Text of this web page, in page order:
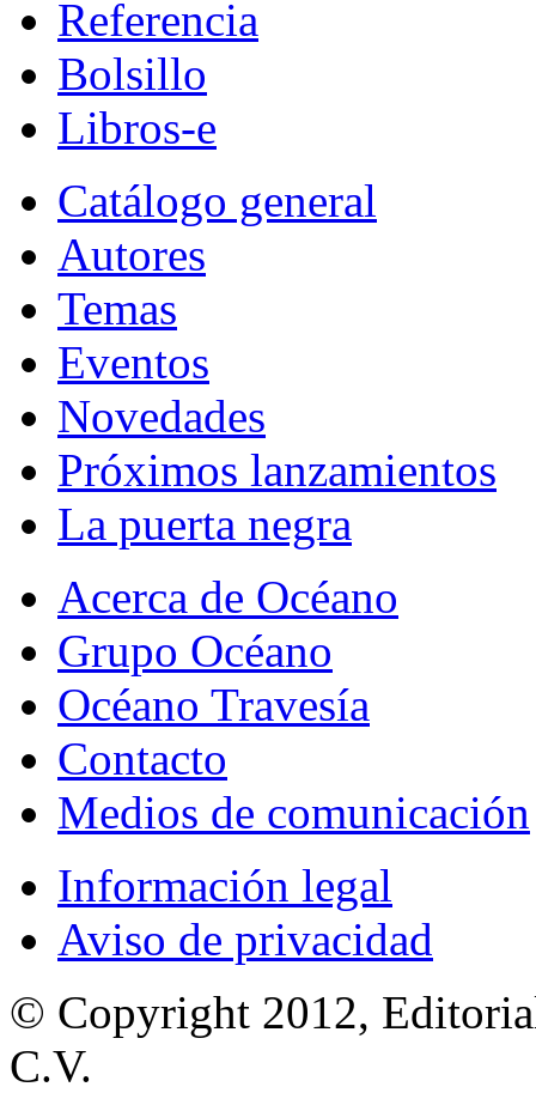
Referencia
Bolsillo
Libros-e
Catálogo general
Autores
Temas
Eventos
Novedades
Próximos lanzamientos
La puerta negra
Acerca de Océano
Grupo Océano
Océano Travesía
Contacto
Medios de comunicación
Información legal
Aviso de privacidad
© Copyright 2012,
C.V.